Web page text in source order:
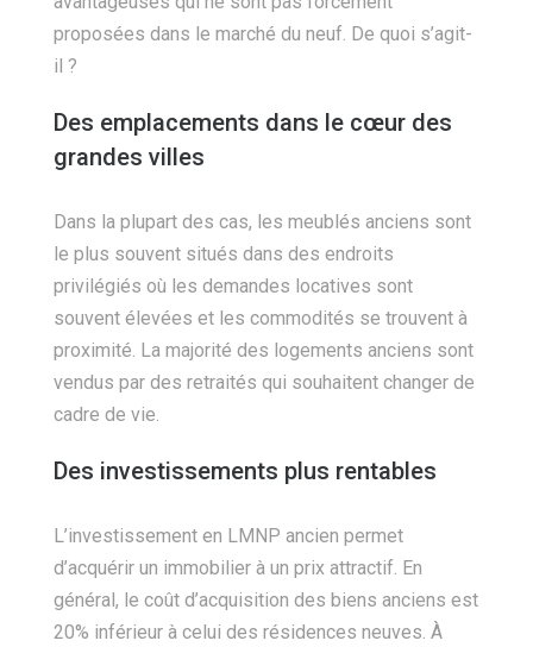
proposées dans le marché du neuf. De quoi s’agit-
il ?
Des emplacements dans le cœur des
grandes villes
Dans la plupart des cas, les meublés anciens sont
le plus souvent situés dans des endroits
privilégiés où les demandes locatives sont
souvent élevées et les commodités se trouvent à
proximité. La majorité des logements anciens sont
vendus par des retraités qui souhaitent changer de
cadre de vie.
Des investissements plus rentables
L’investissement en LMNP ancien permet
d’acquérir un immobilier à un prix attractif. En
général, le coût d’acquisition des biens anciens est
20% inférieur à celui des résidences neuves. À